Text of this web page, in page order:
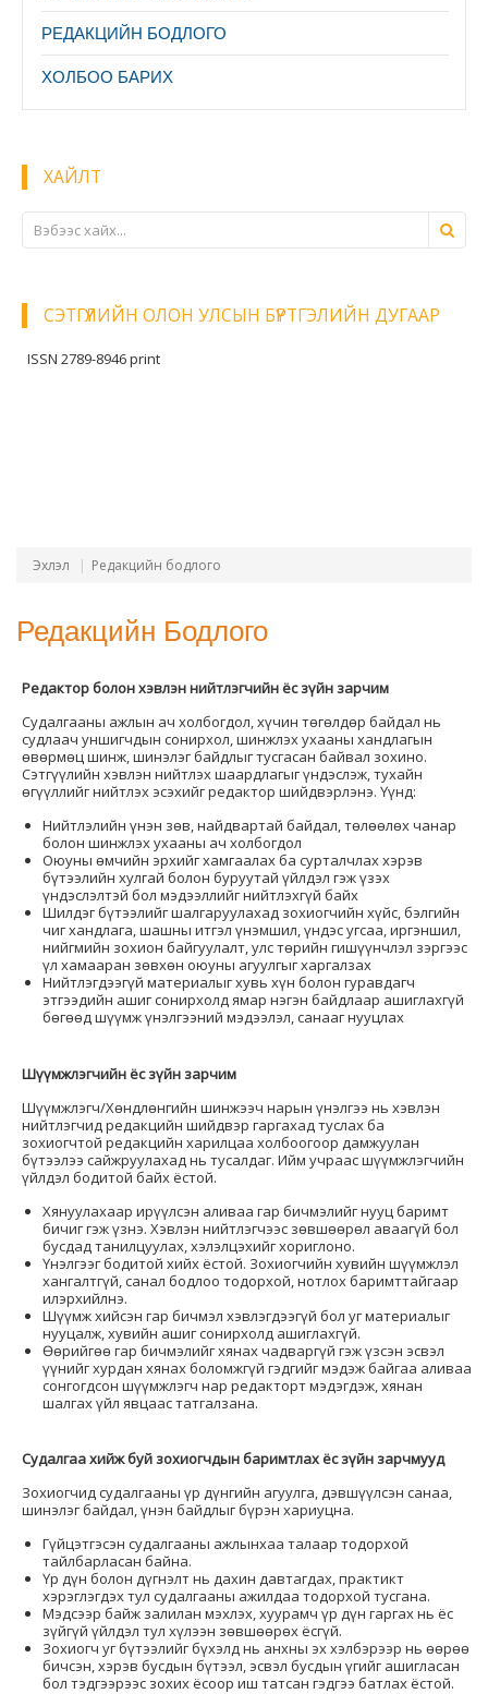
РЕДАКЦИЙН БОДЛОГО
ХОЛБОО БАРИХ
ХАЙЛТ
СЭТГҮҮЛИЙН ОЛОН УЛСЫН БҮРТГЭЛИЙН ДУГААР
ISSN 2789-8946 print
Эхлэл Редакцийн бодлого
Редакцийн Бодлого
Редактор болон хэвлэн нийтлэгчийн ёс зүйн зарчим
Судалгааны ажлын ач холбогдол, хүчин төгөлдөр байдал нь
судлаач уншигчдын сонирхол, шинжлэх ухааны хандлагын
өвөрмөц шинж, шинэлэг байдлыг тусгасан байвал зохино.
Сэтгүүлийн хэвлэн нийтлэх шаардлагыг үндэслэж, тухайн
өгүүллийг нийтлэх эсэхийг редактор шийдвэрлэнэ. Үүнд:
Нийтлэлийн үнэн зөв, найдвартай байдал, төлөөлөх чанар
болон шинжлэх ухааны ач холбогдол
Оюуны өмчийн эрхийг хамгаалах ба сурталчлах хэрэв
бүтээлийн хулгай болон буруутай үйлдэл гэж үзэх
үндэслэлтэй бол мэдээллийг нийтлэхгүй байх
Шилдэг бүтээлийг шалгаруулахад зохиогчийн хүйс, бэлгийн
чиг хандлага, шашны итгэл үнэмшил, үндэс угсаа, иргэншил,
нийгмийн зохион байгуулалт, улс төрийн гишүүнчлэл зэргээс
үл хамааран зөвхөн оюуны агуулгыг харгалзах
Нийтлэгдээгүй материалыг хувь хүн болон гуравдагч
этгээдийн ашиг сонирхолд ямар нэгэн байдлаар ашиглахгүй
бөгөөд шүүмж үнэлгээний мэдээлэл, санааг нууцлах
Шүүмжлэгчийн ёс зүйн зарчим
Шүүмжлэгч/Хөндлөнгийн шинжээч нарын үнэлгээ нь хэвлэн
нийтлэгчид редакцийн шийдвэр гаргахад туслах ба
зохиогчтой редакцийн харилцаа холбоогоор дамжуулан
бүтээлээ сайжруулахад нь тусалдаг. Ийм учраас шүүмжлэгчийн
үйлдэл бодитой байх ёстой.
Хянуулахаар ирүүлсэн аливаа гар бичмэлийг нууц баримт
бичиг гэж үзнэ. Хэвлэн нийтлэгчээс зөвшөөрөл аваагүй бол
бусдад танилцуулах, хэлэлцэхийг хориглоно.
Үнэлгээг бодитой хийх ёстой. Зохиогчийн хувийн шүүмжлэл
хангалтгүй, санал бодлоо тодорхой, нотлох баримттайгаар
илэрхийлнэ.
Шүүмж хийсэн гар бичмэл хэвлэгдээгүй бол уг материалыг
нууцалж, хувийн ашиг сонирхолд ашиглахгүй.
Өөрийгөө гар бичмэлийг хянах чадваргүй гэж үзсэн эсвэл
үүнийг хурдан хянах боломжгүй гэдгийг мэдэж байгаа аливаа
сонгогдсон шүүмжлэгч нар редакторт мэдэгдэж, хянан
шалгах үйл явцаас татгалзана.
Судалгаа хийж буй зохиогчдын баримтлах ёс зүйн зарчмууд
Зохиогчид судалгааны үр дүнгийн агуулга, дэвшүүлсэн санаа,
шинэлэг байдал, үнэн байдлыг бүрэн хариуцна.
Гүйцэтгэсэн судалгааны ажлынхаа талаар тодорхой
тайлбарласан байна.
Үр дүн болон дүгнэлт нь дахин давтагдах, практикт
хэрэглэгдэх тул судалгааны ажилдаа тодорхой тусгана.
Мэдсээр байж залилан мэхлэх, хуурамч үр дүн гаргах нь ёс
зүйгүй үйлдэл тул хүлээн зөвшөөрөх ёсгүй.
Зохиогч уг бүтээлийг бүхэлд нь анхны эх хэлбэрээр нь өөрөө
бичсэн, хэрэв бусдын бүтээл, эсвэл бусдын үгийг ашигласан
бол тэдгээрээс зохих ёсоор иш татсан гэдгээ батлах ёстой.